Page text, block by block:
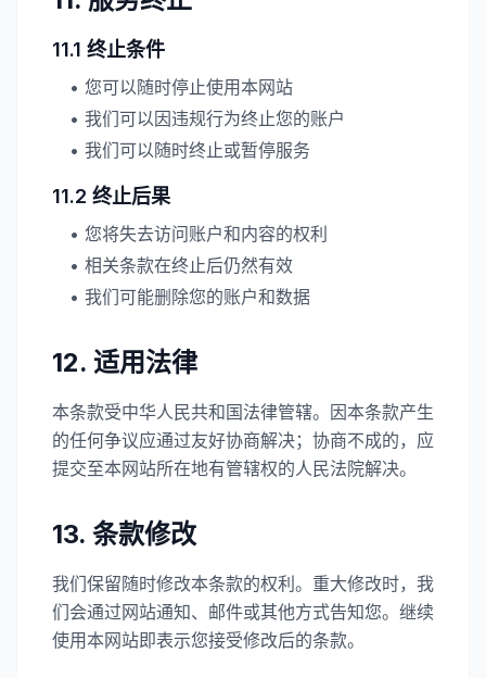
11.1 终止条件
• 您可以随时停止使用本网站
• 我们可以因违规行为终止您的账户
• 我们可以随时终止或暂停服务
11.2 终止后果
• 您将失去访问账户和内容的权利
• 相关条款在终止后仍然有效
• 我们可能删除您的账户和数据
12. 适用法律
本条款受中华人民共和国法律管辖。因本条款产生
的任何争议应通过友好协商解决；协商不成的，应
提交至本网站所在地有管辖权的人民法院解决。
13. 条款修改
我们保留随时修改本条款的权利。重大修改时，我
们会通过网站通知、邮件或其他方式告知您。继续
使用本网站即表示您接受修改后的条款。